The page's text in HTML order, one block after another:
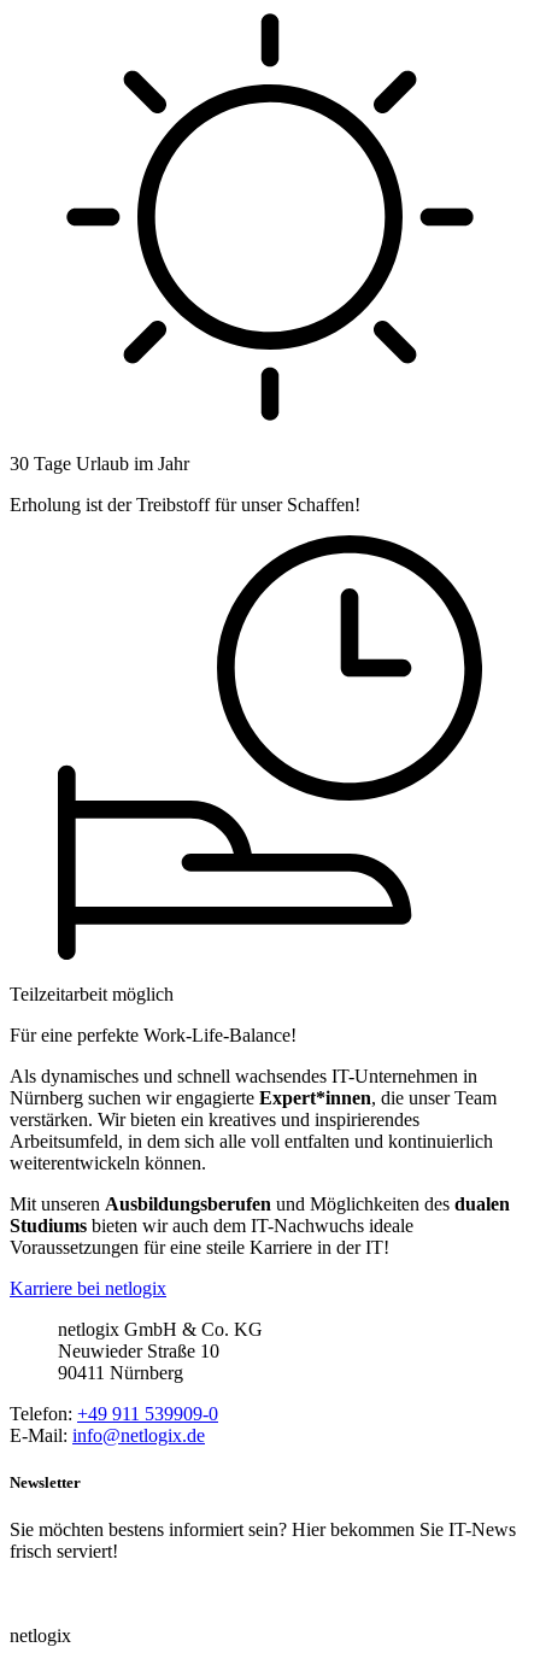
30 Tage Urlaub im Jahr
Erholung ist der Treibstoff für unser Schaffen!
Teilzeitarbeit möglich
Für eine perfekte Work-Life-Balance!
Als dynamisches und schnell wachsendes IT-Unternehmen in
Nürnberg suchen wir engagierte Expert*innen, die unser Team
verstärken. Wir bieten ein kreatives und inspirierendes
Arbeitsumfeld, in dem sich alle voll entfalten und kontinuierlich
weiterentwickeln können.
Mit unseren Ausbildungsberufen und Möglichkeiten des dualen
Studiums bieten wir auch dem IT-Nachwuchs ideale
Voraussetzungen für eine steile Karriere in der IT!
Karriere bei netlogix
netlogix GmbH & Co. KG
Neuwieder Straße 10
90411 Nürnberg
Telefon: +49 911 539909-0
E-Mail: info@netlogix.de
Newsletter
Sie möchten bestens informiert sein? Hier bekommen Sie IT-News
frisch serviert!
netlogix